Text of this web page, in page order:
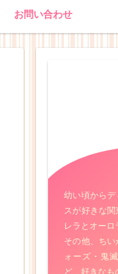
お問い合わせ
幼い頃から
スが好きな
レラとオーロ
その他、ち
ォーズ・鬼
ど、好きなも